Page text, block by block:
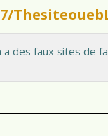
a des faux sites de